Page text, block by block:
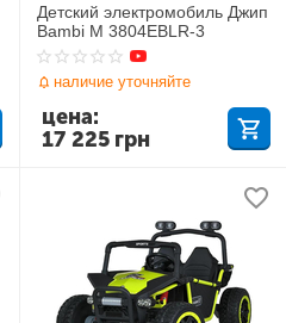
Детский электромобиль Джип
Bambi M 3804EBLR-3
наличие уточняйте
17 225 грн
цена: